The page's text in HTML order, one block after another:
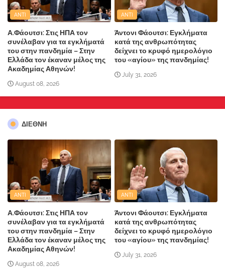
ANTI
Α.Φάουτσι: Στις ΗΠΑ τον
συνέλαβαν για τα εγκλήματά
του στην πανδημία – Στην
Ελλάδα τον έκαναν μέλος της
Ακαδημίας Αθηνών!
August 08, 2026
ANTI
Άντονι Φάουτσι: Εγκλήματα
κατά της ανθρωπότητας
δείχνει το κρυφό ημερολόγιο
του «αγίου» της πανδημίας!
July 31, 2026
ΔΙΕΘΝΗ
ANTI
Α.Φάουτσι: Στις ΗΠΑ τον
συνέλαβαν για τα εγκλήματά
του στην πανδημία – Στην
Ελλάδα τον έκαναν μέλος της
Ακαδημίας Αθηνών!
August 08, 2026
ANTI
Άντονι Φάουτσι: Εγκλήματα
κατά της ανθρωπότητας
δείχνει το κρυφό ημερολόγιο
του «αγίου» της πανδημίας!
July 31, 2026